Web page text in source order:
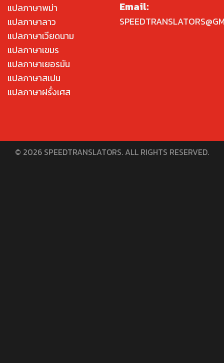
แปลภาษาพม่า
แปลภาษาลาว
แปลภาษาเวียดนาม
แปลภาษาเขมร
แปลภาษาเยอรมัน
แปลภาษาสเปน
แปลภาษาฝรั่งเศส
Email:
© 2026 SPEEDTRANSLATORS. ALL RIGHTS RESERVED.